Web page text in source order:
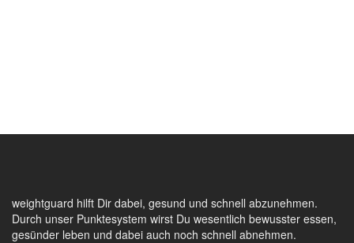
weightguard hilft Dir dabei, gesund und schnell abzunehmen.
Durch unser Punktesystem wirst Du wesentlich bewusster essen,
gesünder leben und dabei auch noch schnell abnehmen.